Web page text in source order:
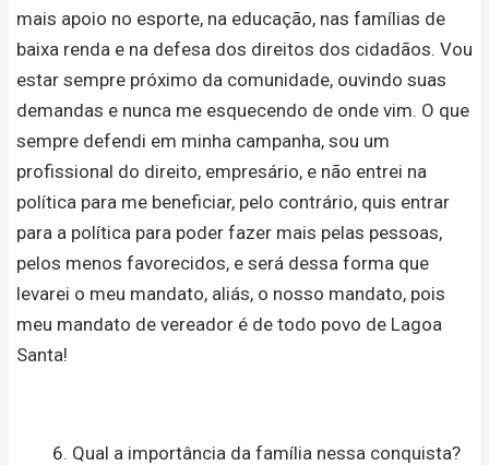
mais apoio no esporte, na educação, nas famílias de
baixa renda e na defesa dos direitos dos cidadãos. Vou
estar sempre próximo da comunidade, ouvindo suas
demandas e nunca me esquecendo de onde vim. O que
sempre defendi em minha campanha, sou um
profissional do direito, empresário, e não entrei na
política para me beneficiar, pelo contrário, quis entrar
para a política para poder fazer mais pelas pessoas,
pelos menos favorecidos, e será dessa forma que
levarei o meu mandato, aliás, o nosso mandato, pois
meu mandato de vereador é de todo povo de Lagoa
Santa!
Qual a importância da família nessa conquista?